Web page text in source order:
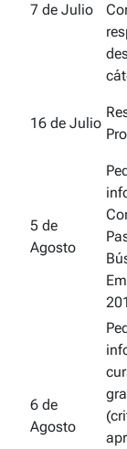
7 de Julio
16 de Julio
5 de
Agosto
6 de
Agosto